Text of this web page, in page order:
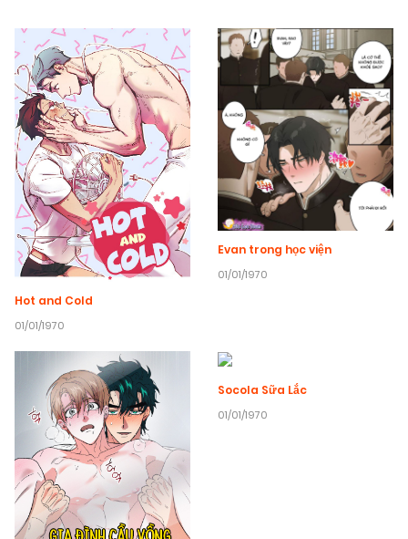
Hot and Cold
01/01/1970
Evan trong học viện
01/01/1970
Socola Sữa Lắc
01/01/1970